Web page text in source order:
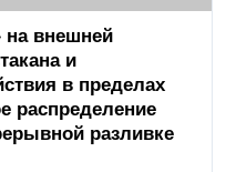
на внешней
и
в пределах
распределение
разливке